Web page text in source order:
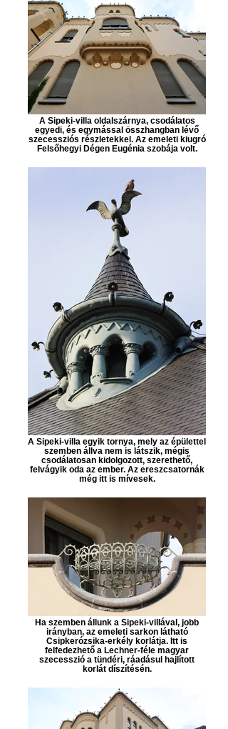
A Sipeki-villa oldalszárnya, csodálatos
egyedi, és egymással összhangban lévő
szecessziós részletekkel. Az emeleti kiugró
Felsőhegyi Dégen Eugénia szobája volt.
A Sipeki-villa egyik tornya, mely az épülettel
szemben állva nem is látszik, mégis
csodálatosan kidolgozott, szerethető,
felvágyik oda az ember. Az ereszcsatornák
még itt is mívesek.
Ha szemben állunk a Sipeki-villával, jobb
irányban, az emeleti sarkon látható
Csipkerózsika-erkély korlátja. Itt is
felfedezhető a Lechner-féle magyar
szecesszió a tündéri, ráadásul hajlított
korlát díszítésén.